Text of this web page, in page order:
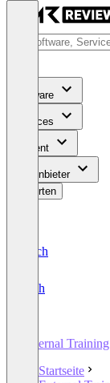
Software
Services
Content
Für Anbieter
Bewerten
Deutsch
English
External Training
Startseite